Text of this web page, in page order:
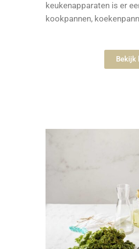
keukenapparaten is er
kookpannen,
Bekijk